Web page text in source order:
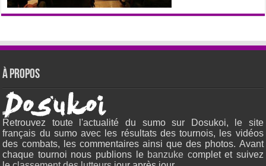
À propos
Retrouvez toute l'actualité du sumo sur Dosukoi, le site
français du sumo avec les résultats des tournois, les vidéos
des combats, les commentaires ainsi que des photos. Avant
chaque tournoi nous publions le banzuke complet et suivez